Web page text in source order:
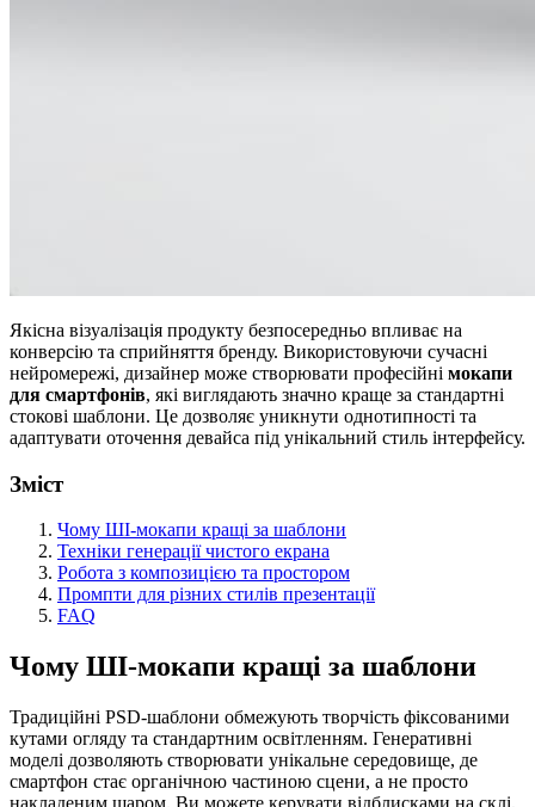
Якісна візуалізація продукту безпосередньо впливає на
конверсію та сприйняття бренду. Використовуючи сучасні
нейромережі, дизайнер може створювати професійні мокапи
для смартфонів, які виглядають значно краще за стандартні
стокові шаблони. Це дозволяє уникнути однотипності та
адаптувати оточення девайса під унікальний стиль інтерфейсу.
Зміст
Чому ШІ-мокапи кращі за шаблони
Техніки генерації чистого екрана
Робота з композицією та простором
Промпти для різних стилів презентації
FAQ
Чому ШІ-мокапи кращі за шаблони
Традиційні PSD-шаблони обмежують творчість фіксованими
кутами огляду та стандартним освітленням. Генеративні
моделі дозволяють створювати унікальне середовище, де
смартфон стає органічною частиною сцени, а не просто